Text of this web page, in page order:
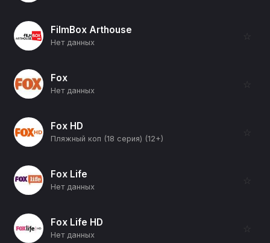
FilmBox Arthouse
Нет данных
☆
Fox
Нет данных
☆
Fox HD
Пляжный коп (18 серия) (12+)
☆
Fox Life
Нет данных
☆
Fox Life HD
Нет данных
☆